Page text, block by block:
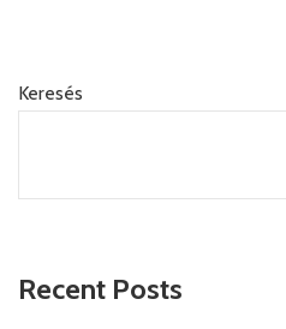
Keresés
Recent Posts